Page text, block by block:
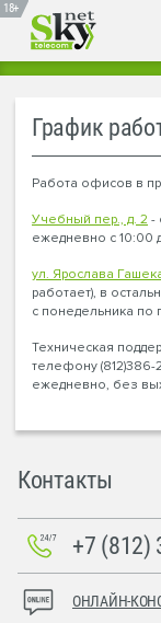
18+
График
Работа офисов в
Учебный пер., д. 2 -
ежедневно с 10:00
ул. Ярослава
работает), в
с понедельника по
Техническая
телефону
ежедневно, без
Контакты
+7 (812)
ОНЛАЙН-